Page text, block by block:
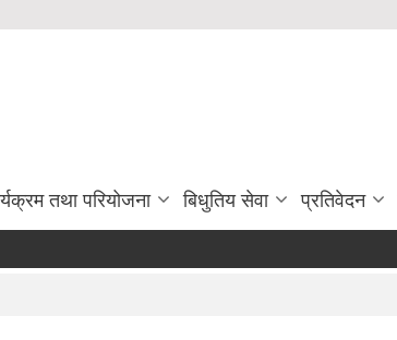
तथा परियोजना बिधुतिय सेवा प्रतिवेदन